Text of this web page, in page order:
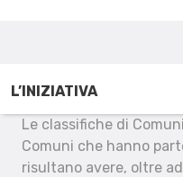
L’INIZIATIVA
Le classifiche di
Comuni che hanno
risultano avere, oltre